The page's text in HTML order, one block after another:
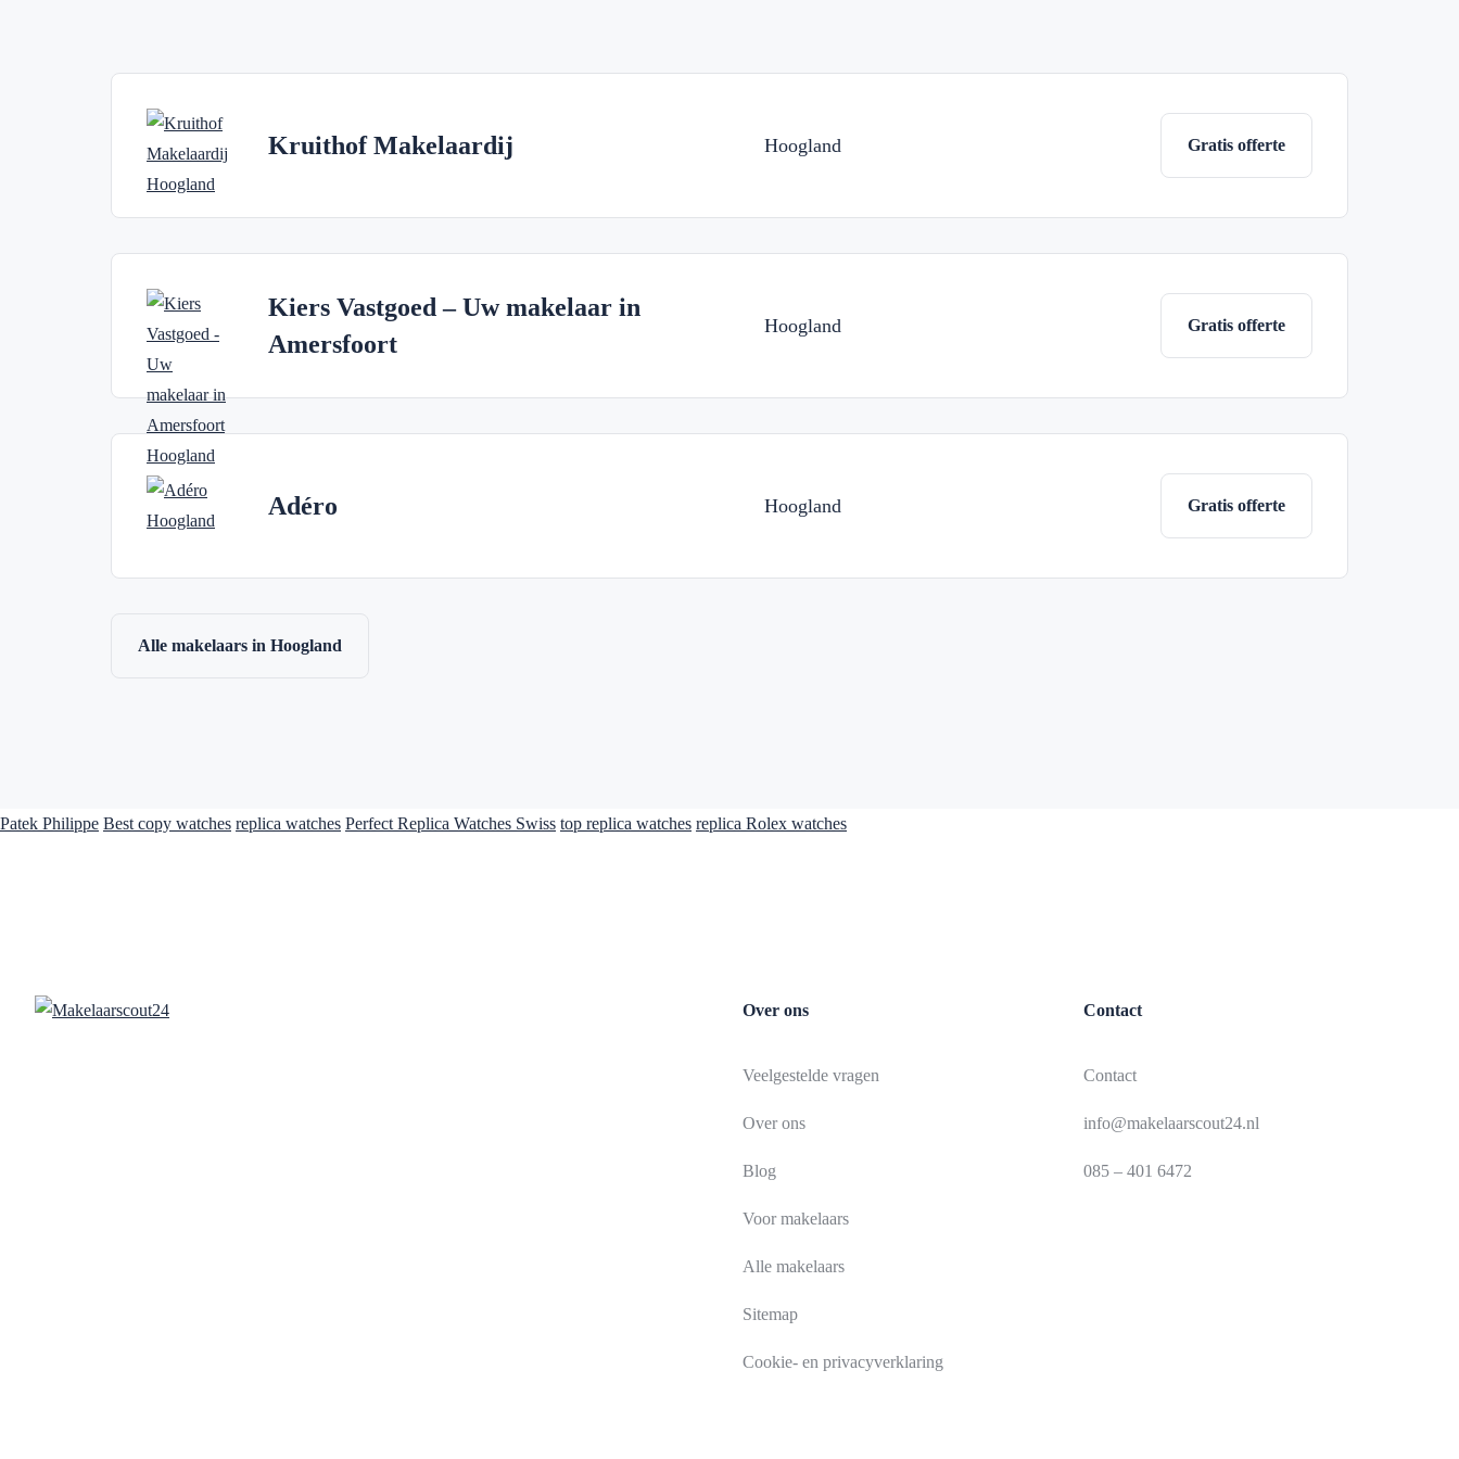
Kruithof Makelaardij Hoogland Gratis offerte
Kiers Vastgoed – Uw makelaar in
Amersfoort
Hoogland Gratis offerte
Adéro Hoogland Gratis offerte
Alle makelaars in Hoogland
Patek Philippe Best copy watches replica watches Perfect Replica Watches Swiss top replica watches replica Rolex watches
Over ons
Veelgestelde vragen
Over ons
Blog
Voor makelaars
Alle makelaars
Sitemap
Cookie- en privacyverklaring
Contact
Contact
info@makelaarscout24.nl
085 – 401 6472